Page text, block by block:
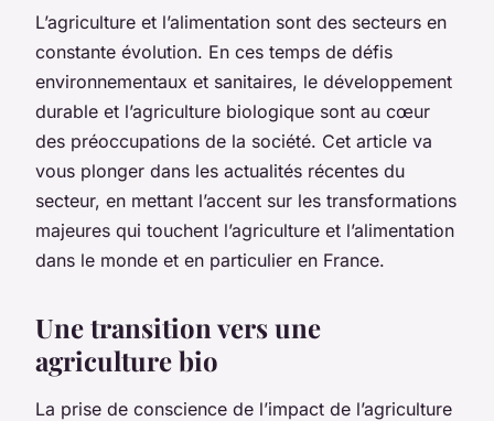
L’agriculture et l’alimentation sont des secteurs en
constante évolution. En ces temps de défis
environnementaux et sanitaires, le développement
durable et l’agriculture biologique sont au cœur
des préoccupations de la société. Cet article va
vous plonger dans les actualités récentes du
secteur, en mettant l’accent sur les transformations
majeures qui touchent l’agriculture et l’alimentation
dans le monde et en particulier en France.
Une transition vers une
agriculture bio
La prise de conscience de l’impact de l’agriculture